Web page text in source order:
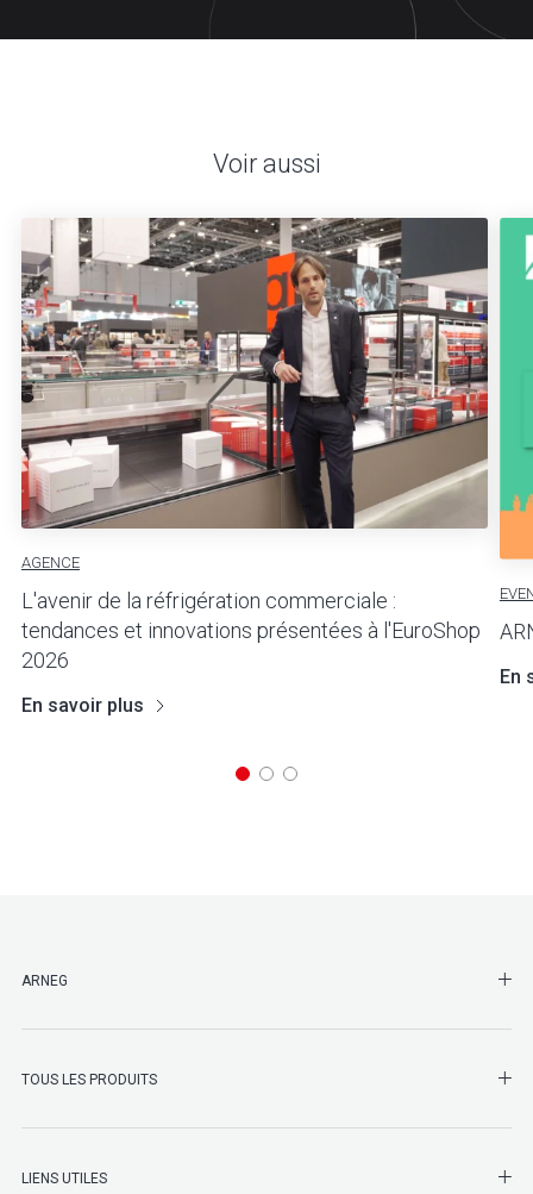
Voir aussi
AGENCE
L'avenir de la réfrigération commerciale :
tendances et innovations présentées à l'EuroShop
2026
En savoir plus
En
ARNEG
TOUS LES PRODUITS
LIENS UTILES